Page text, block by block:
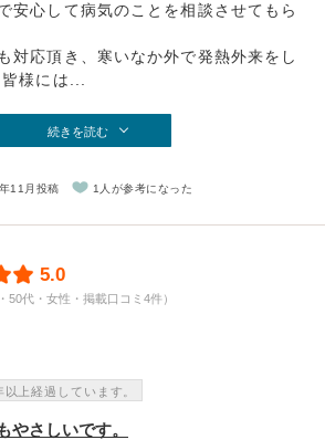
安心して病気のことを相談させてもら
対応頂き、寒いなか外で発熱外来をし
様には...
続きを読む
11月投稿 1人が参考になった
5.0
50代・女性・掲載口コミ4件）
上経過しています。
やさしいです。